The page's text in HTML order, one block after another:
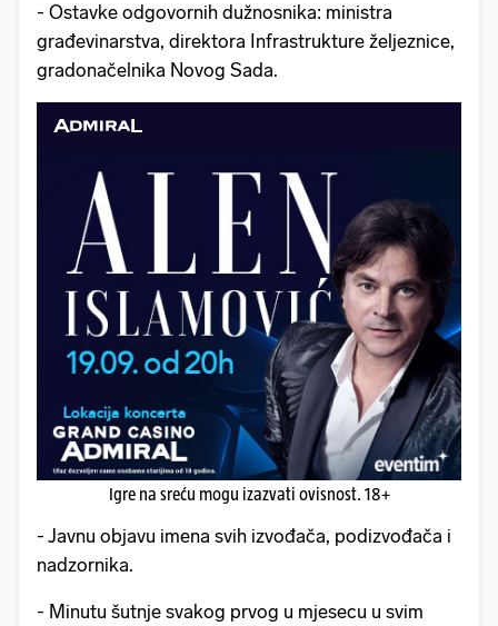
- Ostavke odgovornih dužnosnika: ministra
građevinarstva, direktora Infrastrukture željeznice,
gradonačelnika Novog Sada.
Igre na sreću mogu izazvati ovisnost. 18+
- Javnu objavu imena svih izvođača, podizvođača i
nadzornika.
- Minutu šutnje svakog prvog u mjesecu u svim